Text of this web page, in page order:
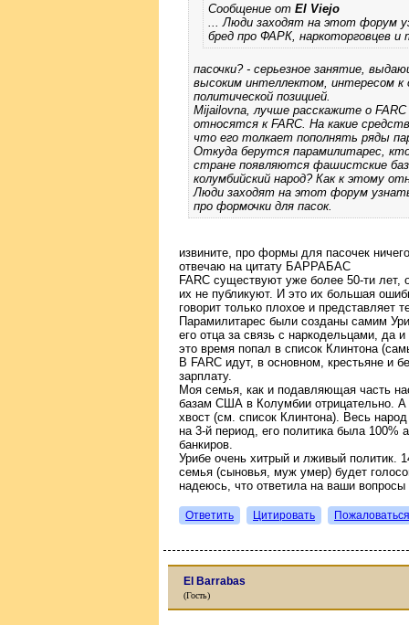
Сообщение от El Viejo
... Люди заходят на этот форум
бред про ФАРК, наркоторговцев и
пасочки? - серьезное занятие,
высоким интеллектом, интересом к
политической позицией.
Mijailovna, лучше расскажите о
относятся к FARC. На какие
что его толкает пополнять ряды
Откуда берутся парамилитарес,
стране появляются фашистские
колумбийский народ? Как к этому
Люди заходят на этот форум
про формочки для пасок.
извините, про формы для пасочек
отвечаю на цитату БАРРАБАС
FARC существуют уже более 50-ти лет,
их не публикуют. И это их большая
говорит только плохое и представляет
Парамилитарес были созданы самим
его отца за связь с наркодельцами, да
это время попал в список Клинтона
В FARC идут, в основном, крестьяне и
зарплату.
Моя семья, как и подавляющая часть
базам США в Колумбии отрицательно. А
хвост (см. список Клинтона). Весь
на 3-й период, его политика была 100%
банкиров.
Урибе очень хитрый и лживый политик.
семья (сыновья, муж умер) будет
надеюсь, что ответила на ваши вопросы
Ответить Цитировать Пожаловаться
El Barrabas
(Гость)